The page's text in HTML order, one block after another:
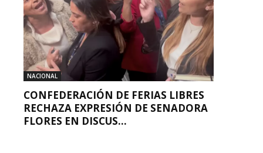
NACIONAL
CONFEDERACIÓN DE FERIAS LIBRES
RECHAZA EXPRESIÓN DE SENADORA
FLORES EN DISCUS...